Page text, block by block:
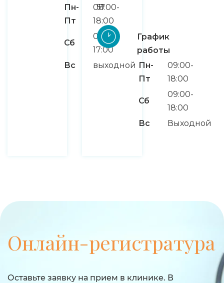
Пн-
Пт
08:00-
18:00
Сб
09:00-
17:00
Вс
выходной
57
График
работы
Пн-
Пт
09:00-
18:00
Сб
09:00-
18:00
Вс
Выходной
Онлайн-регистратура
Оставьте заявку на прием в клинике. В